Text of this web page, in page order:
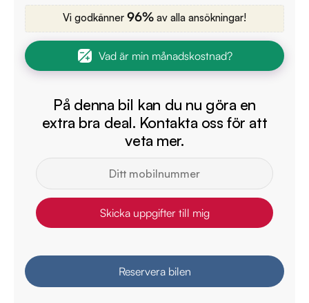
Vi godkänner 96% av alla ansökningar!
Vad är min månadskostnad?
På denna bil kan du nu göra en
extra bra deal. Kontakta oss för att
veta mer.
Skicka uppgifter till mig
Reservera bilen